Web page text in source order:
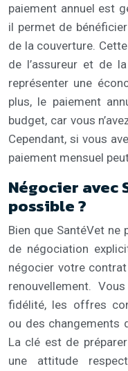
paiement annuel est
il permet de
de la couverture.
de l’assureur et de
représenter une
plus, le paiement
budget, car vous
Cependant, si vous
paiement mensuel
Négocier avec
possible ?
Bien que SantéVet
de négociation
négocier votre
renouvellement.
fidélité, les offres
ou des changements
La clé est de
une attitude